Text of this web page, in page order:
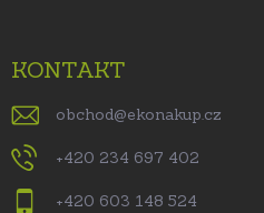
KONTAKT
obchod@ekonakup.cz
+420 234 697 402
+420 603 148 524